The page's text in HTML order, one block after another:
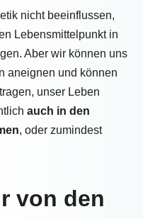
nicht beeinflussen,
Lebensmittelpunkt in
Aber wir können uns
aneignen und können
unser Leben
auch in den
, oder zumindest
von den